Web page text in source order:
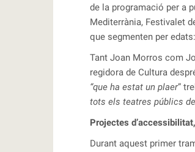
de la programació per a
Mediterrània, Festivalet
que segmenten per
Tant Joan Morros com
regidora de Cultura
“que ha estat un plaer”
tots els teatres públics de
Projectes
Durant aquest primer